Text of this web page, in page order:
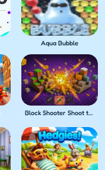
Aqua Bubble
Block Shooter Shoot the Blocks!